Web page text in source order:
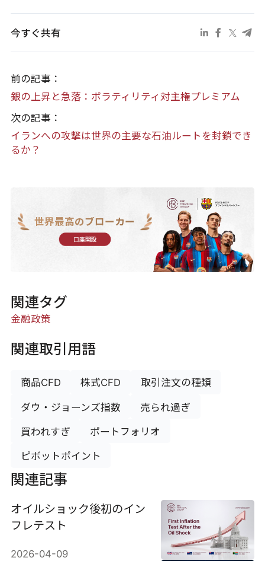
今すぐ共有
前の記事：
銀の上昇と急落：ボラティリティ対主権プレミアム
次の記事：
イランへの攻撃は世界の主要な石油ルートを封鎖でき
るか？
世界最高のブローカー
口座開設
関連タグ
金融政策
関連取引用語
商品CFD 株式CFD 取引注文の種類
ダウ・ジョーンズ指数 売られ過ぎ
買われすぎ ポートフォリオ
ピボットポイント
関連記事
オイルショック後初のイン
フレテスト
2026-04-09